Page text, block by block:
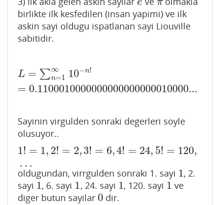
e π
birlikte ilk kesfedilen (insan yapimi) ve ilk
askin sayi oldugu ispatlanan sayi Liouville
sabitidir.
L = ∑∞
n=1 10−n!
= 0.1100010000000000000000010000...
L= ∑n =1 ∞10 n!=
Sayinin virgulden sonraki degerleri soyle
olusuyor..
1! = 1, 2! = 2,3! = 6,4! = 24, 5! = 120,
…
1!=1, 2!= 2,3 !=6 ,4! =24,5 =120 …
oldugundan, virrgulden sonraki 1. sayi 1
1, 2.
sayi 1
1, 6. sayi 1
1, 24. sayi 1
1, 120. sayi 1
1 ve
diger butun sayilar 0
0 dir.